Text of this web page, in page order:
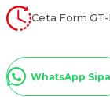
Kaplamalar
Ceta Form GT-
WhatsApp